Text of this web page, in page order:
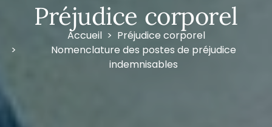
Préjudice corporel
Accueil
Préjudice corporel
Nomenclature des postes de préjudice
indemnisables